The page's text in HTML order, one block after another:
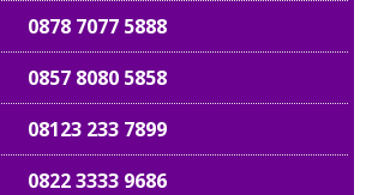
0878 7077 5888
0857 8080 5858
08123 233 7899
0822 3333 9686